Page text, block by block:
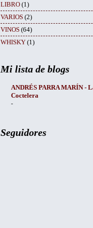
LIBRO (1)
VARIOS (2)
VINOS (64)
WHISKY (1)
Mi lista de blogs
ANDRÉS PARRA MARÍN -
Coctelera
-
Seguidores